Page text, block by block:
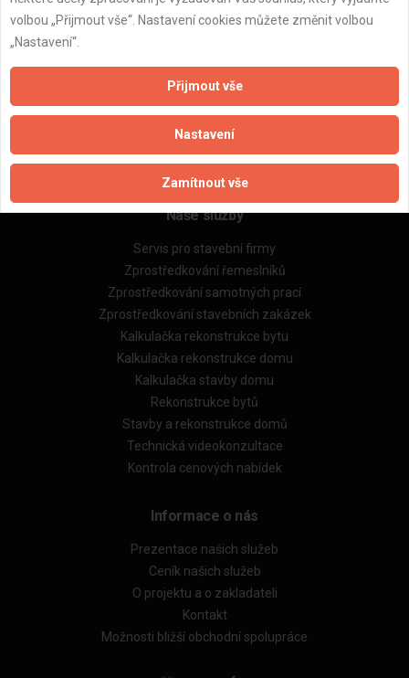
Zásady pro používání souborů cookie
Naše excelové tabulky online
Naše služby
Servis pro stavební firmy
Zprostředkování řemeslníků
Zprostředkování samotných prací
Zprostředkování stavebních zakázek
Kalkulačka rekonstrukce bytu
Kalkulačka rekonstrukce domu
Kalkulačka stavby domu
Rekonstrukce bytů
Stavby a rekonstrukce domů
Technická videokonzultace
Kontrola cenových nabídek
Informace o nás
Prezentace našich služeb
Ceník našich služeb
O projektu a o zakladateli
Kontakt
Možnosti bližší obchodní spolupráce
volbou „Přijmout vše“. Nastavení cookies můžete změnit volbou
„Nastavení“.
Přijmout vše
Nastavení
Zamítnout vše